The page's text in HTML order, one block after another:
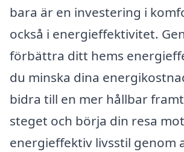
bara är en investering i
också i energieffektivitet.
förbättra ditt hems
du minska dina
bidra till en mer hållbar
steget och börja din resa
energieffektiv livsstil genom